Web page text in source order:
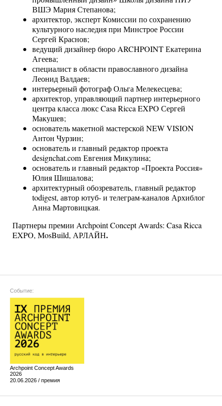
ВШЭ Мария Степанова;
архитектор, эксперт Комиссии по сохранению
культурного наследия при Минстрое России
Сергей Краснов;
ведущий дизайнер бюро ARCHPOINT Екатерина
Агеева;
специалист в области православного дизайна
Леонид Валдаев;
интерьерный фотограф Ольга Мелекесцева;
архитектор, управляющий партнер интерьерного
центра класса люкс Casa Ricca EXPO Сергей
Макушев;
основатель макетной мастерской NEW VISION
Антон Чурзин;
основатель и главный редактор проекта
designchat.com Евгения Микулина;
основатель и главный редактор «Проекта Россия»
Юлия Шишалова;
архитектурный обозреватель, главный редактор
todigest, автор ютуб- и телеграм-каналов Архиблог
Анна Мартовицкая.
Партнеры премии Archpoint Concept Awards: Casa Ricca
EXPO, MosBuild, АРЛАЙН.
Событие:
Archpoint Concept Awards
2026
20.06.2026 / премия